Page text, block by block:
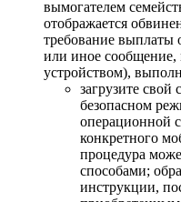
вымогателем
отображается
требование
или иное
устройством),
загрузите
безопасном
операционной
конкретного
процедура
способами;
инструкции,